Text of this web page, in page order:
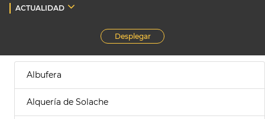
ACTUALIDAD
Desplegar
Albufera
Alquería de Solache